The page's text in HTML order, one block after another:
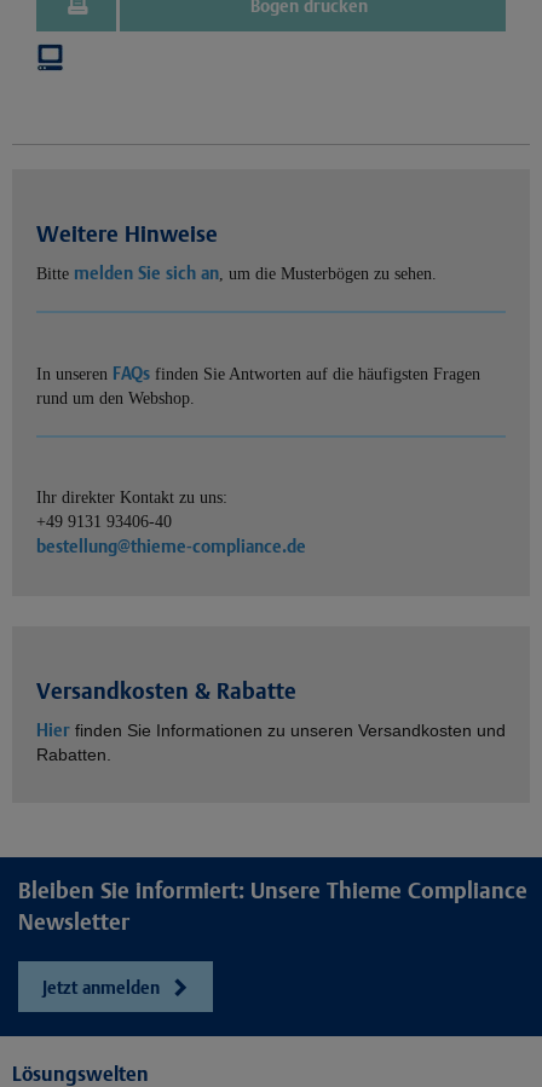
Bogen drucken
Weitere Hinweise
Bitte melden Sie sich an, um die Musterbögen zu sehen.
In unseren FAQs finden Sie Antworten auf die häufigsten Fragen
rund um den Webshop.
Ihr direkter Kontakt zu uns:
+49 9131 93406-40
bestellung@thieme-compliance.de
Versandkosten & Rabatte
Hier finden Sie Informationen zu unseren Versandkosten und
Rabatten.
Bleiben Sie informiert: Unsere Thieme Compliance
Newsletter
Jetzt anmelden
Lösungswelten